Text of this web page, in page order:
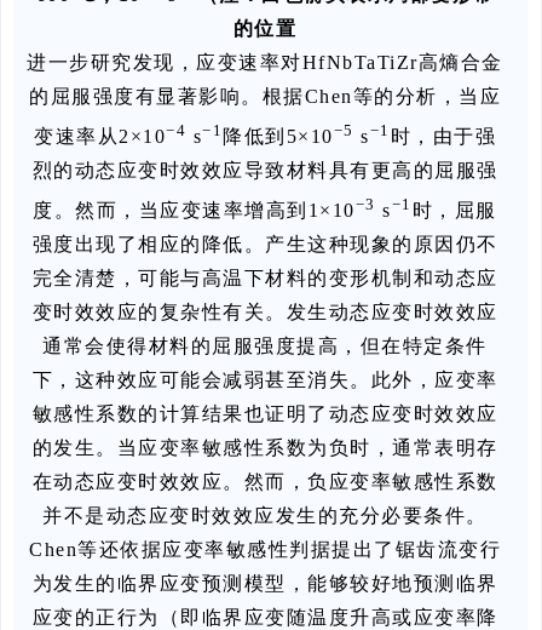
的位置
进一步研究发现，应变速率对HfNbTaTiZr高熵合金
的屈服强度有显著影响。根据Chen等的分析，当应
变速率从2×10−4 s−1 降低到5×10−5 s−1 时，由于强
烈的动态应变时效效应导致材料具有更高的屈服强
度。然而，当应变速率增高到1×10−3 s−1 时，屈服
强度出现了相应的降低。产生这种现象的原因仍不
完全清楚，可能与高温下材料的变形机制和动态应
变时效效应的复杂性有关。发生动态应变时效效应
通常会使得材料的屈服强度提高，但在特定条件
下，这种效应可能会减弱甚至消失。此外，应变率
敏感性系数的计算结果也证明了动态应变时效效应
的发生。当应变率敏感性系数为负时，通常表明存
在动态应变时效效应。然而，负应变率敏感性系数
并不是动态应变时效效应发生的充分必要条件。
Chen等还依据应变率敏感性判据提出了锯齿流变行
为发生的临界应变预测模型，能够较好地预测临界
应变的正行为（即临界应变随温度升高或应变率降